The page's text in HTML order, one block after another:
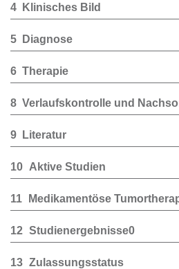
4 Klinisches Bild
5 Diagnose
6 Therapie
8 Verlaufskontrolle und
9 Literatur
10 Aktive Studien
11 Medikamentöse
12 Studienergebnisse0
13 Zulassungsstatus